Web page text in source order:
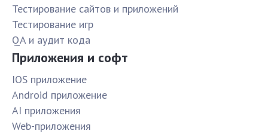
Тестирование сайтов и приложений
Тестирование игр
QA и аудит кода
Приложения и софт
IOS приложение
Android приложение
AI приложения
Web-приложения